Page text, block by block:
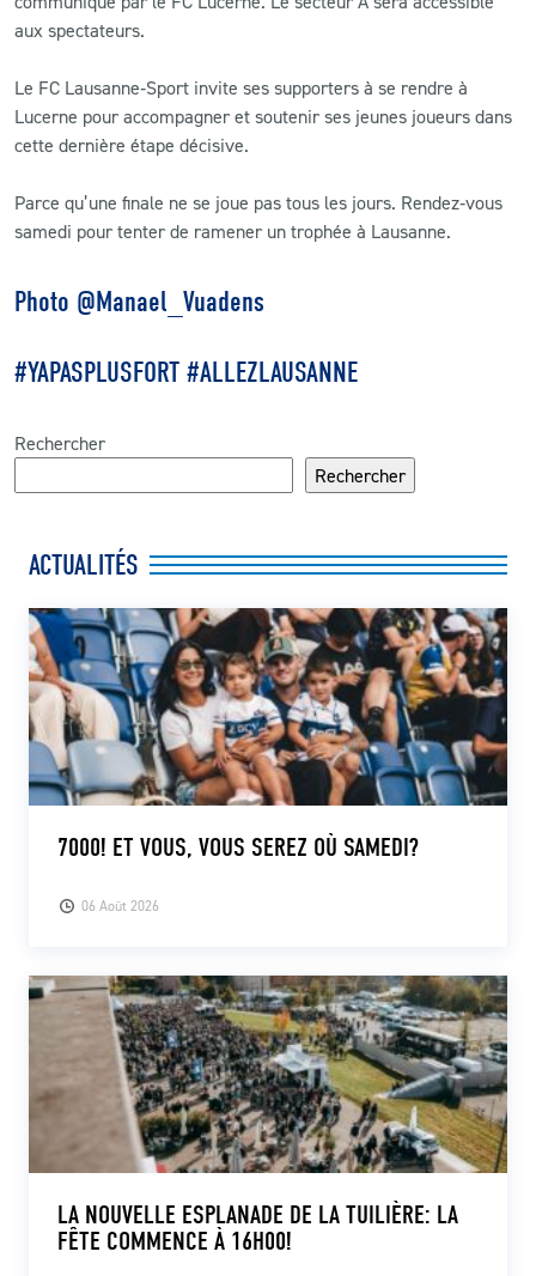
aux spectateurs.
Le FC Lausanne‑Sport invite ses supporters à se rendre à
Lucerne pour accompagner et soutenir ses jeunes joueurs dans
cette dernière étape décisive.
Parce qu’une finale ne se joue pas tous les jours. Rendez‑vous
samedi pour tenter de ramener un trophée à Lausanne.
Photo @Manael_Vuadens
#YAPASPLUSFORT #ALLEZLAUSANNE
Rechercher
Rechercher
ACTUALITÉS
06 Août 2026
7000! ET VOUS, VOUS SEREZ OÙ SAMEDI?
LA NOUVELLE ESPLANADE DE LA TUILIÈRE: LA
FÊTE COMMENCE À 16H00!